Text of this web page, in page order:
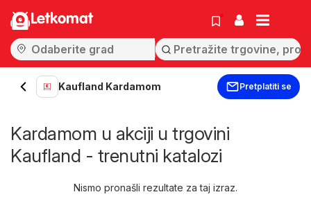
Letkomat
Kaufland Kardamom Pretplatiti se
Kardamom u akciji u trgovini
Kaufland - trenutni katalozi
Nismo pronašli rezultate za taj izraz.